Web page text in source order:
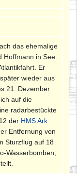
das ehemalige
in See.
Er
wieder aus
21. Dezember
auf die
radarbestückte
der HMS Ark
Entfernung von
Sturzflug auf 18
Wasserbomben;